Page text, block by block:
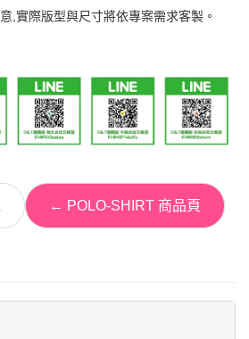
,實際版型與尺寸將依專案需求客製。
← POLO-SHIRT 商品頁